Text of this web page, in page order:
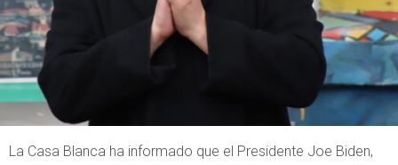
La Casa Blanca ha informado que el Presidente Joe Biden,